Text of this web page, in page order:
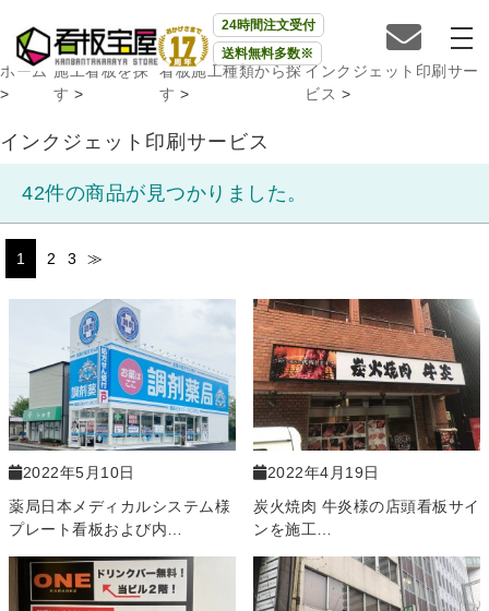
24時間注文受付
送料無料多数※
ホーム
>
施工看板を探
す >
看板施工種類から探
す >
インクジェット印刷サー
ビス >
インクジェット印刷サービス
42件の商品が見つかりました。
1 2 3 ≫
2022年5月10日
薬局日本メディカルシステム様
プレート看板および内…
2022年4月19日
炭火焼肉 牛炎様の店頭看板サイ
ンを施工…